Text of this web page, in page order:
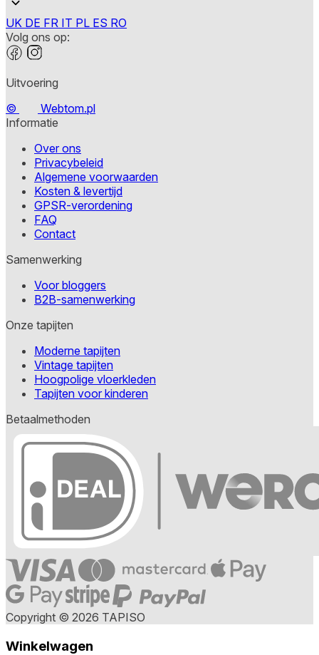
UK DE FR IT PL ES RO
Volg ons op:
Uitvoering
©
Webtom.pl
Informatie
Over ons
Privacybeleid
Algemene voorwaarden
Kosten & levertijd
GPSR-verordening
FAQ
Contact
Samenwerking
Voor bloggers
B2B-samenwerking
Onze tapijten
Moderne tapijten
Vintage tapijten
Hoogpolige vloerkleden
Tapijten voor kinderen
Betaalmethoden
Copyright © 2026 TAPISO
Winkelwagen